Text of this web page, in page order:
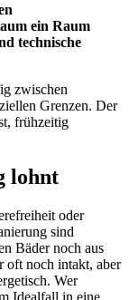
ein Raum
technische
zwischen
Grenzen. Der
frühzeitig
lohnt
oder
sind
Bäder noch aus
oft noch intakt, aber
Wer
Idealfall in eine